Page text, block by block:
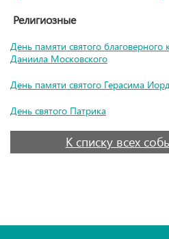
Религиозные
День памяти святого благоверного
Даниила Московского
День памяти святого Герасима
День святого Патрика
К списку всех